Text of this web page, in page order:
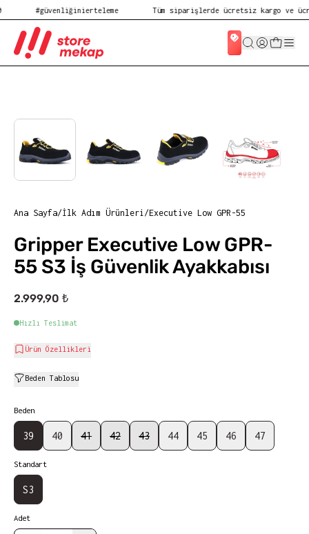
#güvenliğinierteleme Tüm siparişlerde ücretsiz kargo ve
Ana Sayfa/İlk Adım Ürünleri/Executive Low GPR-55
Gripper Executive Low GPR-
55 S3 İş Güvenlik Ayakkabısı
2.999,90 ₺
Hızlı Teslimat
Ürün Özellikleri
Beden Tablosu
Beden
39 40 41 42 43 44 45 46 47
Standart
S3
Adet